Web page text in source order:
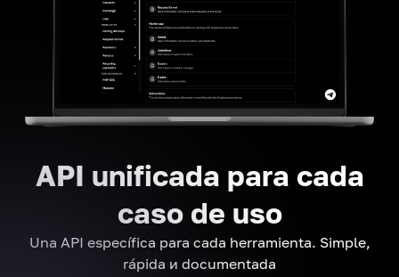
API unificada para cada
caso de uso
Una API específica para cada herramienta. Simple,
rápida и documentada